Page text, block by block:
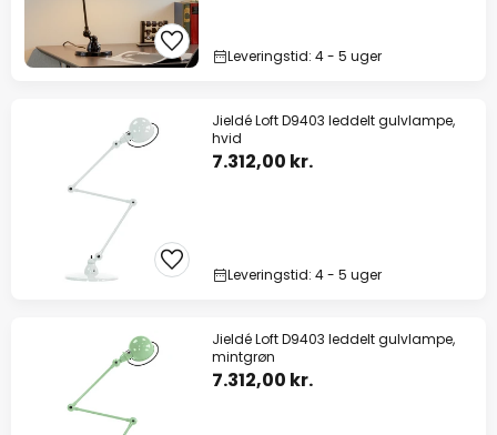
Leveringstid: 4 - 5 uger
Jieldé Loft D9403 leddelt gulvlampe,
hvid
7.312,00 kr.
Leveringstid: 4 - 5 uger
Jieldé Loft D9403 leddelt gulvlampe,
mintgrøn
7.312,00 kr.